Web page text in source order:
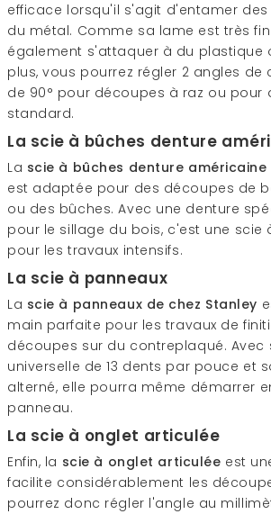
efficace lorsqu'il s'agit d'entamer
du métal. Comme sa lame est très
également s'attaquer à du plastique
plus, vous pourrez régler 2 angles de
de 90° pour découpes à raz ou pour
standard.
La scie à bûches denture
La scie à bûches denture américaine
est adaptée pour des découpes de
ou des bûches. Avec une denture
pour le sillage du bois, c'est une scie
pour les travaux intensifs.
La scie à panneaux
La scie à panneaux de chez Stanley
main parfaite pour les travaux de
découpes sur du contreplaqué. Avec
universelle de 13 dents par pouce et
alterné, elle pourra même démarrer
panneau.
La scie à onglet articulée
Enfin, la scie à onglet articulée est
facilite considérablement les
pourrez donc régler l'angle au